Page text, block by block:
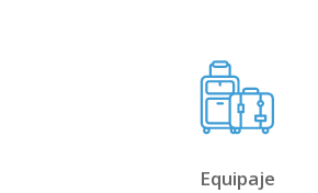
Equipaje